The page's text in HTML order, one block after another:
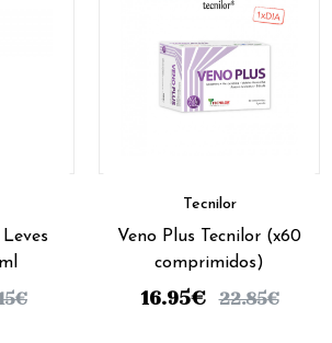
€
Tecnilor
Veno Plus Tecnilor (x60
comprimidos)
16.95€ 22.85€